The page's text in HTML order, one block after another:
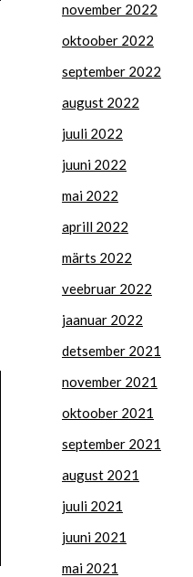
november 2022
oktoober 2022
september 2022
august 2022
juuli 2022
juuni 2022
mai 2022
aprill 2022
märts 2022
veebruar 2022
jaanuar 2022
detsember 2021
november 2021
oktoober 2021
september 2021
august 2021
juuli 2021
juuni 2021
mai 2021